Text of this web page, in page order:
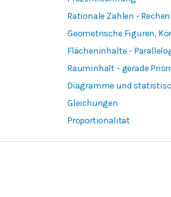
Rationale Zahlen -
Geometrische Figuren,
Flächeninhalte -
Rauminhalt - gerade
Diagramme und
Gleichungen
Proportionalität